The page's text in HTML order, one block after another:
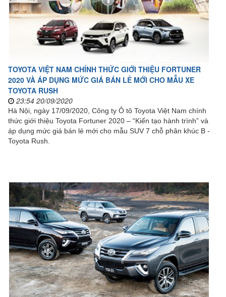
TOYOTA VIỆT NAM CHÍNH THỨC GIỚI THIỆU FORTUNER
2020 VÀ ÁP DỤNG MỨC GIÁ BÁN LẺ MỚI CHO MẪU XE
TOYOTA RUSH
23:54 20/09/2020
Hà Nội, ngày 17/09/2020, Công ty Ô tô Toyota Việt Nam chính
thức giới thiệu Toyota Fortuner 2020 – “Kiến tạo hành trình” và
áp dụng mức giá bán lẻ mới cho mẫu SUV 7 chỗ phân khúc B -
Toyota Rush.